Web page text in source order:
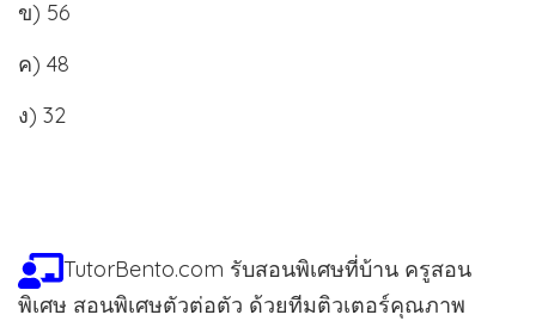
ข) 56
ค) 48
ง) 32
TutorBento.com รับสอนพิเศษที่บ้าน ครูสอน
พิเศษ สอนพิเศษตัวต่อตัว ด้วยทีมติวเตอร์คุณภาพ